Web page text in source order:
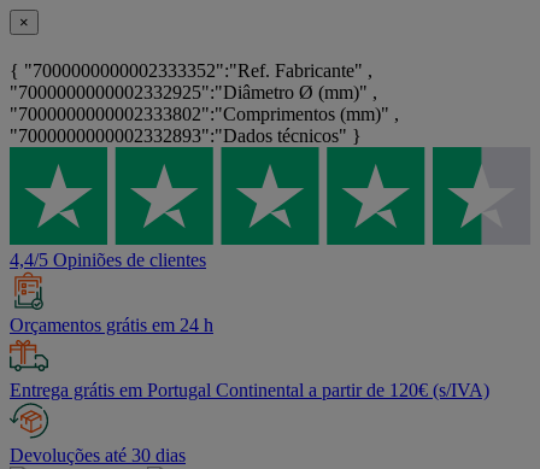
×
{ "7000000000002333352":"Ref. Fabricante" ,
"7000000000002332925":"Diâmetro Ø (mm)" ,
"7000000000002333802":"Comprimentos (mm)" ,
"7000000000002332893":"Dados técnicos" }
4,4/5 Opiniões de clientes
Orçamentos grátis em 24 h
Entrega grátis em Portugal Continental a partir de 120€ (s/IVA)
Devoluções até 30 dias